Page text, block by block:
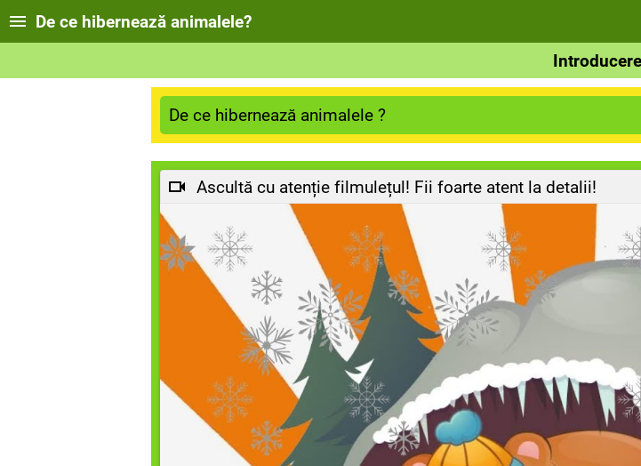
De ce hibernează animalele?
Introducere
De ce hibernează animalele ?
Ascultă cu atenție filmulețul! Fii foarte atent la detalii!